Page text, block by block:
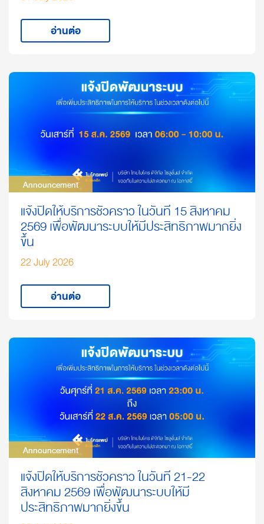
อ่านต่อ
Announcement
Announcement
แจ้งปิดให้บริการชั่วคราว ในวันที่ 15 สิงหาคม
2569 เพื่อพัฒนาระบบให้มีประสิทธิภาพมากยิ่ง
ขึ้น
22 July 2026
อ่านต่อ
Announcement
Announcement
แจ้งปิดให้บริการชั่วคราว ในวันที่ 21-22
สิงหาคม 2569 เพื่อพัฒนาระบบให้มี
ประสิทธิภาพมากยิ่งขึ้น